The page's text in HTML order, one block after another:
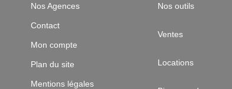
Nos Agences
Contact
Mon compte
Plan du site
Mentions légales
Nos outils
Ventes
Locations